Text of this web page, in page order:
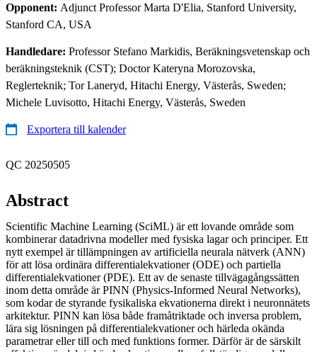
Opponent: Adjunct Professor Marta D'Elia, Stanford University,
Stanford CA, USA
Handledare: Professor Stefano Markidis, Beräkningsvetenskap och
beräkningsteknik (CST); Doctor Kateryna Morozovska,
Reglerteknik; Tor Laneryd, Hitachi Energy, Västerås, Sweden;
Michele Luvisotto, Hitachi Energy, Västerås, Sweden
Exportera till kalender
QC 20250505
Abstract
Scientific Machine Learning (SciML) är ett lovande område som
kombinerar datadrivna modeller med fysiska lagar och principer. Ett
nytt exempel är tillämpningen av artificiella neurala nätverk (ANN)
för att lösa ordinära differentialekvationer (ODE) och partiella
differentialekvationer (PDE). Ett av de senaste tillvägagångssätten
inom detta område är PINN (Physics-Informed Neural Networks),
som kodar de styrande fysikaliska ekvationerna direkt i neuronnätets
arkitektur. PINN kan lösa både framåtriktade och inversa problem,
lära sig lösningen på differentialekvationer och härleda okända
parametrar eller till och med funktions former. Därför är de särskilt